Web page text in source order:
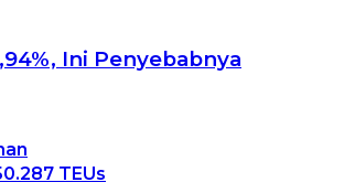
Ini Penyebabnya
TEUs